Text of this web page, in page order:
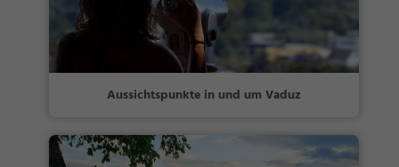
Aussichtspunkte in und um Vaduz